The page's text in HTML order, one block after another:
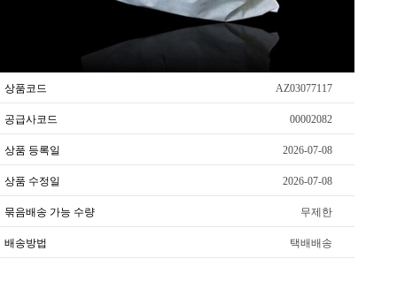
상품코드 AZ03077117
공급사코드 00002082
상품 등록일 2026-07-08
상품 수정일 2026-07-08
묶음배송 가능 수량 무제한
배송방법 택배배송